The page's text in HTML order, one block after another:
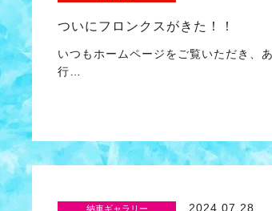
ついにフロンクスがきた！！
いつもホームページをご覧いただき
行…
納車ギャラリー 2024.07.28